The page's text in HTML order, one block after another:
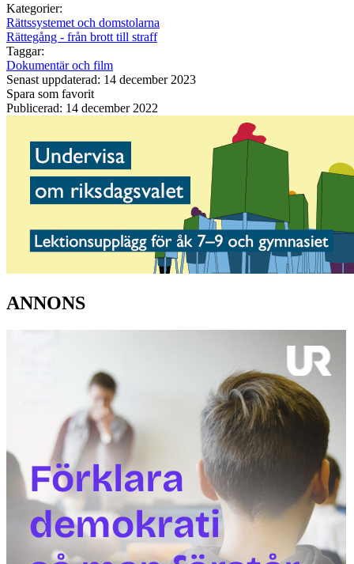
Kategorier:
Rättssystemet och domstolarna
Rättegång - från brott till straff
Taggar:
Dokumentär och film
Senast uppdaterad: 14 december 2023
Spara som favorit
Publicerad: 14 december 2022
ANNONS